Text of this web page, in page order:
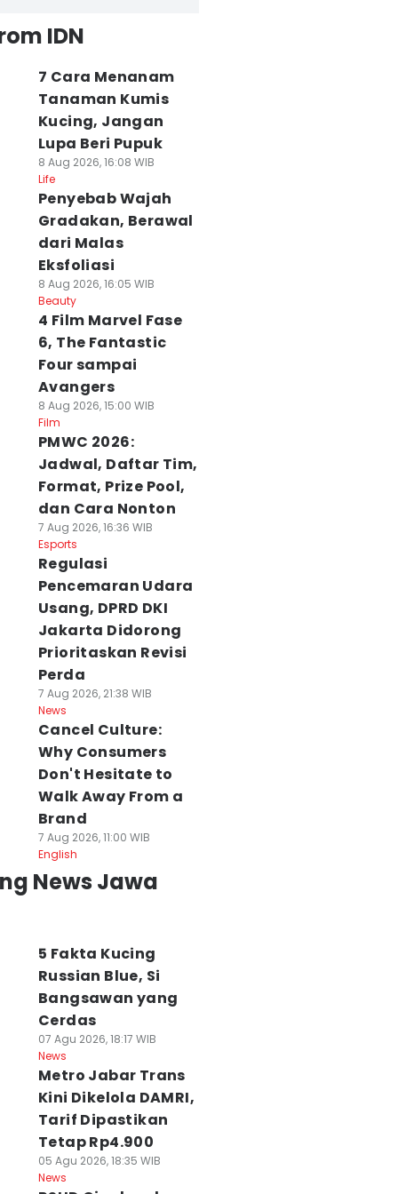
IDN
7 Cara Menanam
Tanaman Kumis
Kucing, Jangan
Lupa Beri Pupuk
8 Aug 2026, 16:08 WIB
Life
Penyebab Wajah
Gradakan, Berawal
dari Malas
Eksfoliasi
8 Aug 2026, 16:05 WIB
Beauty
4 Film Marvel Fase
6, The Fantastic
Four sampai
Avangers
8 Aug 2026, 15:00 WIB
Film
PMWC 2026:
Jadwal, Daftar Tim,
Format, Prize Pool,
dan Cara Nonton
7 Aug 2026, 16:36 WIB
Esports
Regulasi
Pencemaran Udara
Usang, DPRD DKI
Jakarta Didorong
Prioritaskan Revisi
Perda
7 Aug 2026, 21:38 WIB
News
Cancel Culture:
Why Consumers
Don't Hesitate to
Walk Away From a
Brand
7 Aug 2026, 11:00 WIB
English
News Jawa
5 Fakta Kucing
Russian Blue, Si
Bangsawan yang
Cerdas
07 Agu 2026, 18:17 WIB
News
Metro Jabar Trans
Kini Dikelola DAMRI,
Tarif Dipastikan
Tetap Rp4.900
05 Agu 2026, 18:35 WIB
News